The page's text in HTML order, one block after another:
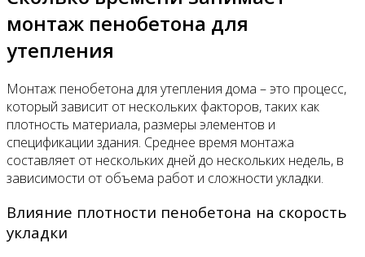
монтаж пенобетона для
утепления
Монтаж пенобетона для утепления дома – это процесс,
который зависит от нескольких факторов, таких как
плотность материала, размеры элементов и
спецификации здания. Среднее время монтажа
составляет от нескольких дней до нескольких недель, в
зависимости от объема работ и сложности укладки.
Влияние плотности пенобетона на скорость
укладки